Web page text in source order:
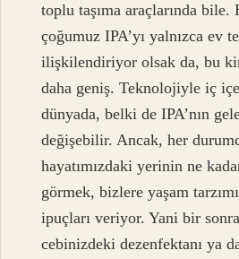
toplu taşıma araçlarında bile.
çoğumuz IPA’yı yalnızca ev
ilişkilendiriyor olsak da, bu
daha geniş. Teknolojiyle iç
dünyada, belki de IPA’nın
değişebilir. Ancak, her
hayatımızdaki yerinin ne
görmek, bizlere yaşam
ipuçları veriyor. Yani bir
cebinizdeki dezenfektanı ya